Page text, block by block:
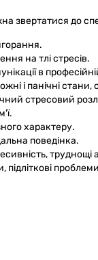
звертатися до
на тлі стресів.
в
і панічні стани,
стресовий
характеру.
поведінка.
труднощі
підліткові